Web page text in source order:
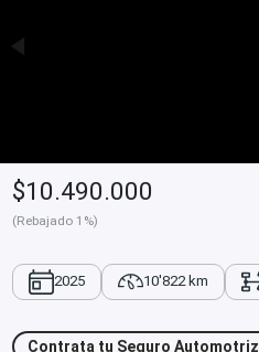
$10.490.000
(Rebajado 1%)
2025 10'822 km
Contrata tu Seguro Automotriz